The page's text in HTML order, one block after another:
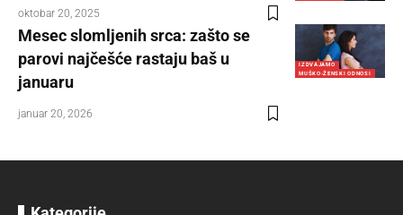
oktobar 20, 2025
IZDVAJAMO
MUŠKO-ŽENSKI ODNOSI
Mesec slomljenih srca: zašto se
parovi najčešće rastaju baš u
januaru
januar 20, 2026